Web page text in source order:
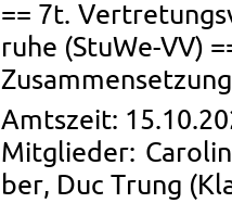
== 7t.
ru­he (Stu­We-VV)
Amts­zeit:
Mit­glie­der:
ber, Duc Trung